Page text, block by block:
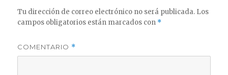
Tu dirección de correo electrónico no será publicada. Los
campos obligatorios están marcados con *
COMENTARIO *